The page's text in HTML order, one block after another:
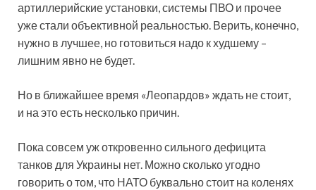
артиллерийские установки, системы ПВО и прочее
уже стали объективной реальностью. Верить, конечно,
нужно в лучшее, но готовиться надо к худшему –
лишним явно не будет.
Но в ближайшее время «Леопардов» ждать не стоит,
и на это есть несколько причин.
Пока совсем уж откровенно сильного дефицита
танков для Украины нет. Можно сколько угодно
говорить о том, что НАТО буквально стоит на коленях